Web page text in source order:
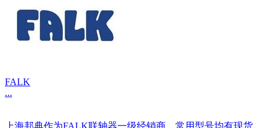
FALK
...
上海邦典作为FALK联轴器一级经销商，常用型号均有现货。